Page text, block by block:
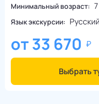
Минимальный возраст:
Язык экскурсии: Русский
от33 670
Выбрать